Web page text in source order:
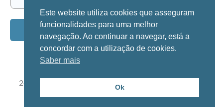
m
a
Subscrever
244 028 004 (Chamada para a rede fixa nacional)
Este website utiliza cookies que asseguram
funcionalidades para uma melhor
navegação. Ao continuar a navegar, está a
concordar com a utilização de cookies.
Saber mais
Ok